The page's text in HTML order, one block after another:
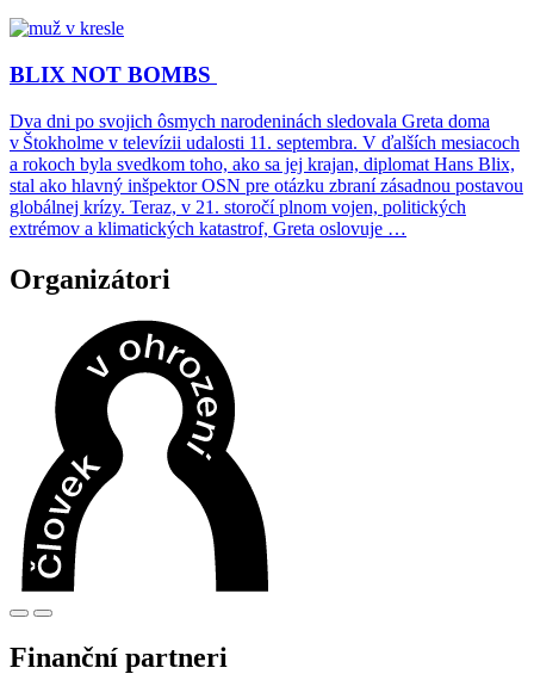
BLIX NOT BOMBS
Dva dni po svojich ôsmych narodeninách sledovala Greta doma
v Štokholme v televízii udalosti 11. septembra. V ďalších mesiacoch
a rokoch byla svedkom toho, ako sa jej krajan, diplomat Hans Blix,
stal ako hlavný inšpektor OSN pre otázku zbraní zásadnou postavou
globálnej krízy. Teraz, v 21. storočí plnom vojen, politických
extrémov a klimatických katastrof, Greta oslovuje …
Organizátori
Finanční partneri